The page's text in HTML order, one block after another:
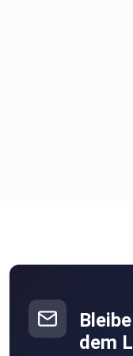
https://youtu.be/
dem